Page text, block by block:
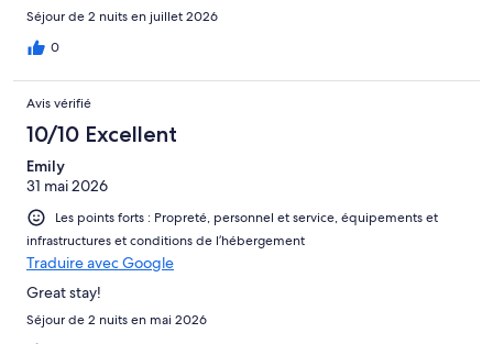
Séjour de 2 nuits en juillet 2026
0
Avis vérifié
10/10 Excellent
Emily
31 mai 2026
Les points forts : Propreté, personnel et service, équipements et
infrastructures et conditions de l’hébergement
Traduire avec Google
Great stay!
Séjour de 2 nuits en mai 2026